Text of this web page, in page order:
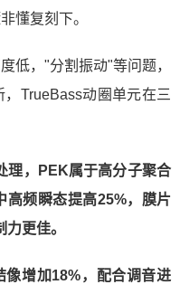
懂复刻下。
低，"分割振动"等问题，
TrueBass动圈单元在三
理，PEK属于高分子聚合
高频瞬态提高25%，膜片
更佳。
增加18%，配合调音进